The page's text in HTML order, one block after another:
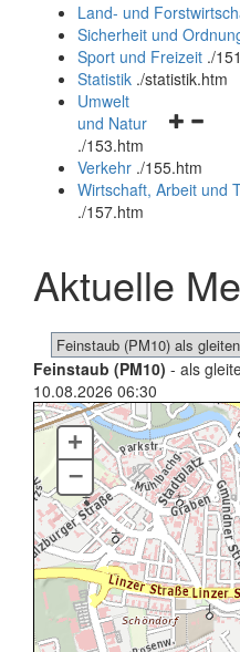
und
schließen
Land- und
Sicherheit und
Sport und Freizeit ./
Statistik ./statistik.htm
und
schließen
Umwelt
und Natur
./153.htm
Verkehr ./155.htm
Wirtschaft, Arbeit und
./157.htm
Aktuelle
Feinstaub (PM10) - als
10.08.2026 06:30
+
–